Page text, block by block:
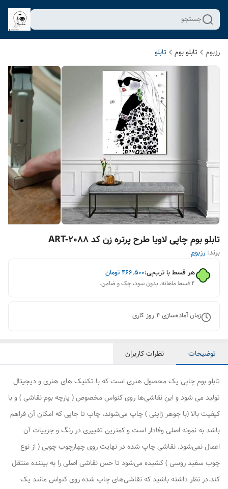
جستجو
رزبوم تابلو بوم تابلو
تابلو بوم چاپی لاویا طرح پرتره زن کد ART-2088
برند: رزبوم
هر قسط با ترب‌پی:۴۶۶٬۵۰۰تومان
۴ قسط ماهانه. بدون سود، چک و ضامن.
زمان آماده‌سازی4روز کاری
توضیحات نظرات کاربران
تابلو بوم چاپی یک محصول هنری است که با تکنیک های هنری و دیجیتال
تولید می شود و این نقاشی‌ها روی کنواس مخصوص ( پارچه بوم نقاشی ) و با
کیفیت بالا (با جوهر ژاپنی ) چاپ می‌شوند، چاپ تا جایی که امکان آن فراهم
باشد به نمونه اصلی وفادار است و کمترین تغییری در رنگ و جزییات آن
اعمال نمی‌شود. نقاشی چاپ شده در نهایت روی چهارچوب چوبی ( از نوع
چوب سفید روسی ) کشیده می‌شود تا حس نقاشی اصلی را به بیننده منتقل
کند.در نظر داشته باشید که نقاشی‌های چاپ شده روی کنواس مانند یک